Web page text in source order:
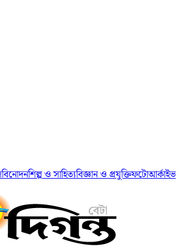
বিনোদনশিল্প ও সাহিত্যবিজ্ঞান ও প্রযুক্তিফটোআর্কাইভ